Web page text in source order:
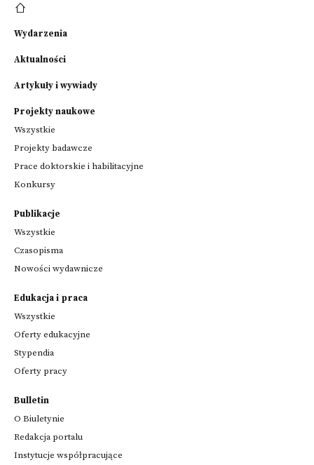
Wydarzenia
Aktualności
Artykuły i wywiady
Projekty naukowe
Wszystkie
Projekty badawcze
Prace doktorskie i habilitacyjne
Konkursy
Publikacje
Wszystkie
Czasopisma
Nowości wydawnicze
Edukacja i praca
Wszystkie
Oferty edukacyjne
Stypendia
Oferty pracy
Bulletin
O Biuletynie
Redakcja portalu
Instytucje współpracujące